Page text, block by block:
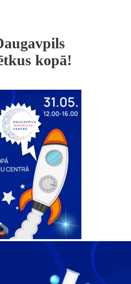
kopā!